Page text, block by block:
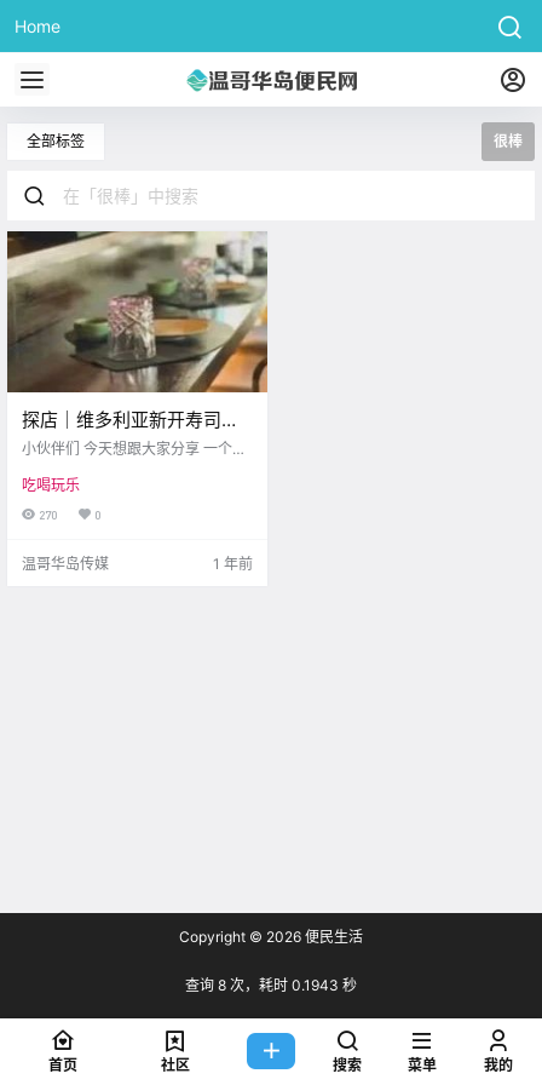
Home
全部标签 很棒
探店｜维多利亚新开寿司
店，偷偷告诉你这家很棒~
小伙伴们 今天想跟大家分享 一个超
家小小的寿司店 叫Chobap Sushi B
ar 我去吃了一次 真的一下子就爱上
吃喝玩乐
270 0
温哥华岛传媒 1 年前
Copyright © 2026 便民生活
查询 8 次，耗时 0.1943 秒
首页 社区 搜索 菜单 我的